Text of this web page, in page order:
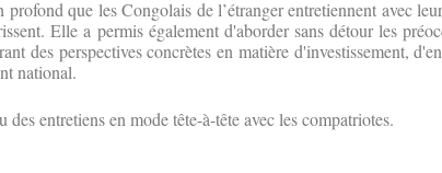
que les Congolais de l’étranger entretiennent avec
Elle a permis également d'aborder sans détour les
des perspectives concrètes en matière d'investissement,
national.
entretiens en mode tête-à-tête avec les compatriotes.